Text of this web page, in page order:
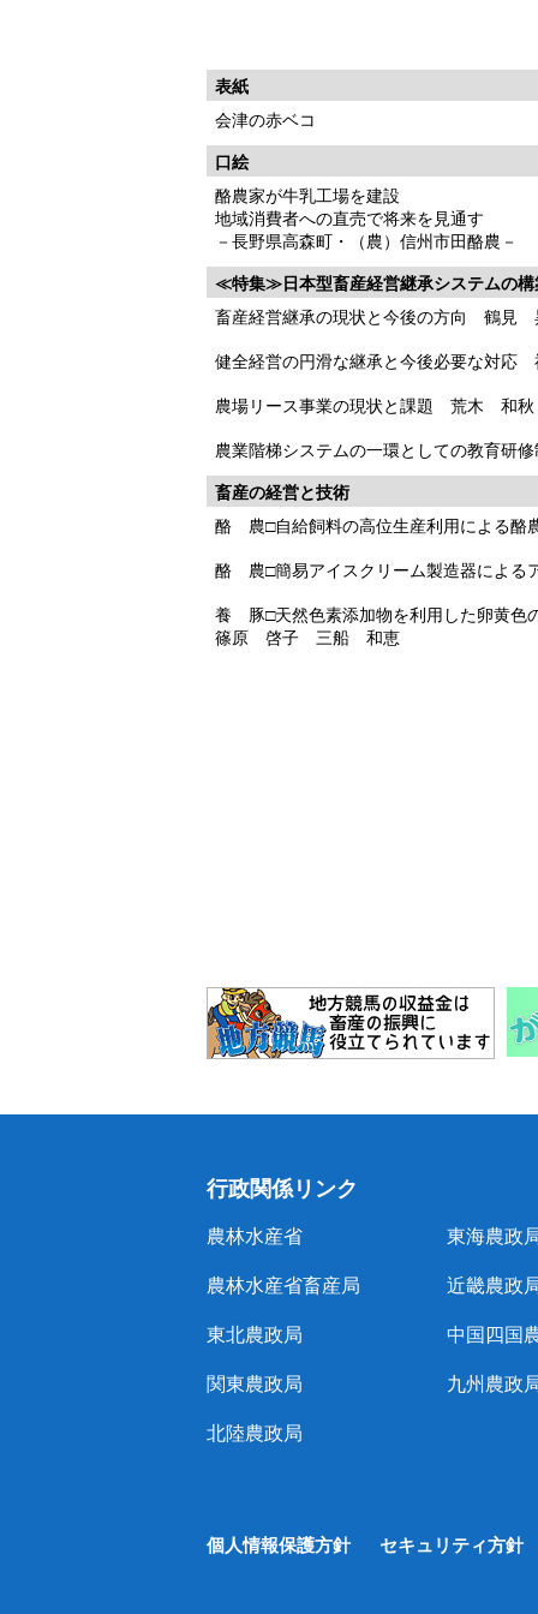
表紙
会津の赤ベコ
口絵
酪農家が牛乳工場を建設
地域消費者への直売で将来を見通す
－長野県高森町・（農）信州市田酪農－
≪特集≫日本型畜産経営継承システムの構
畜産経営継承の現状と今後の方向 鶴見
健全経営の円滑な継承と今後必要な対
農場リース事業の現状と課題 荒木 和秋
農業階梯システムの一環としての教育
畜産の経営と技術
酪 農□自給飼料の高位生産利用による
酪 農□簡易アイスクリーム製造器によ
養 豚□天然色素添加物を利用した卵黄色
篠原 啓子 三船 和恵
行政関係リンク
農林水産省
農林水産省畜産局
東北農政局
関東農政局
北陸農政局
東海農政
近畿農政
中国四国
九州農政
個人情報保護方針 セキュリティ方針